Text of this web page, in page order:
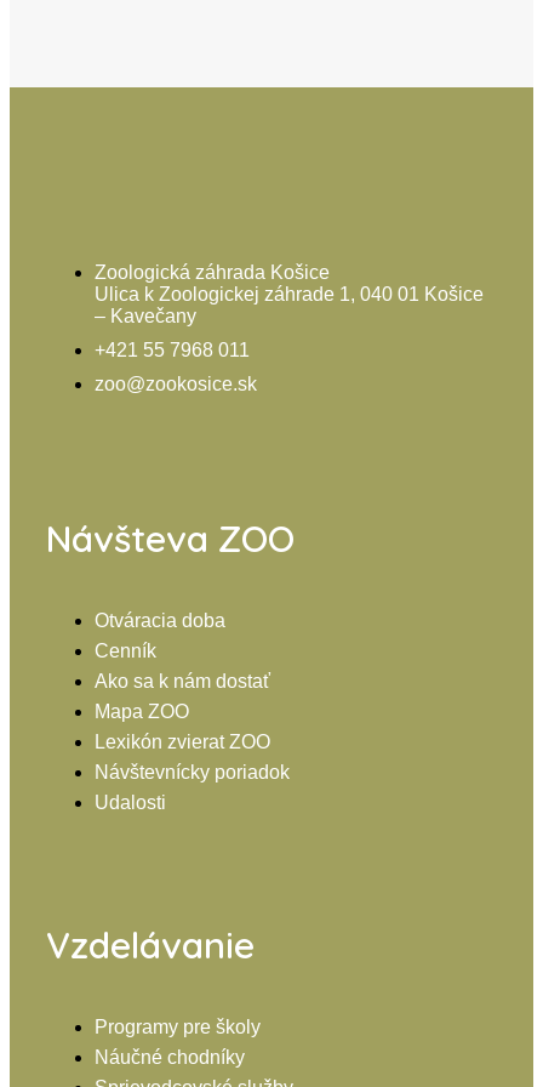
Zoologická záhrada Košice
Ulica k Zoologickej záhrade 1, 040 01 Košice
– Kavečany
+421 55 7968 011
zoo@zookosice.sk
Návšteva ZOO
Otváracia doba
Cenník
Ako sa k nám dostať
Mapa ZOO
Lexikón zvierat ZOO
Návštevnícky poriadok
Udalosti
Vzdelávanie
Programy pre školy
Náučné chodníky